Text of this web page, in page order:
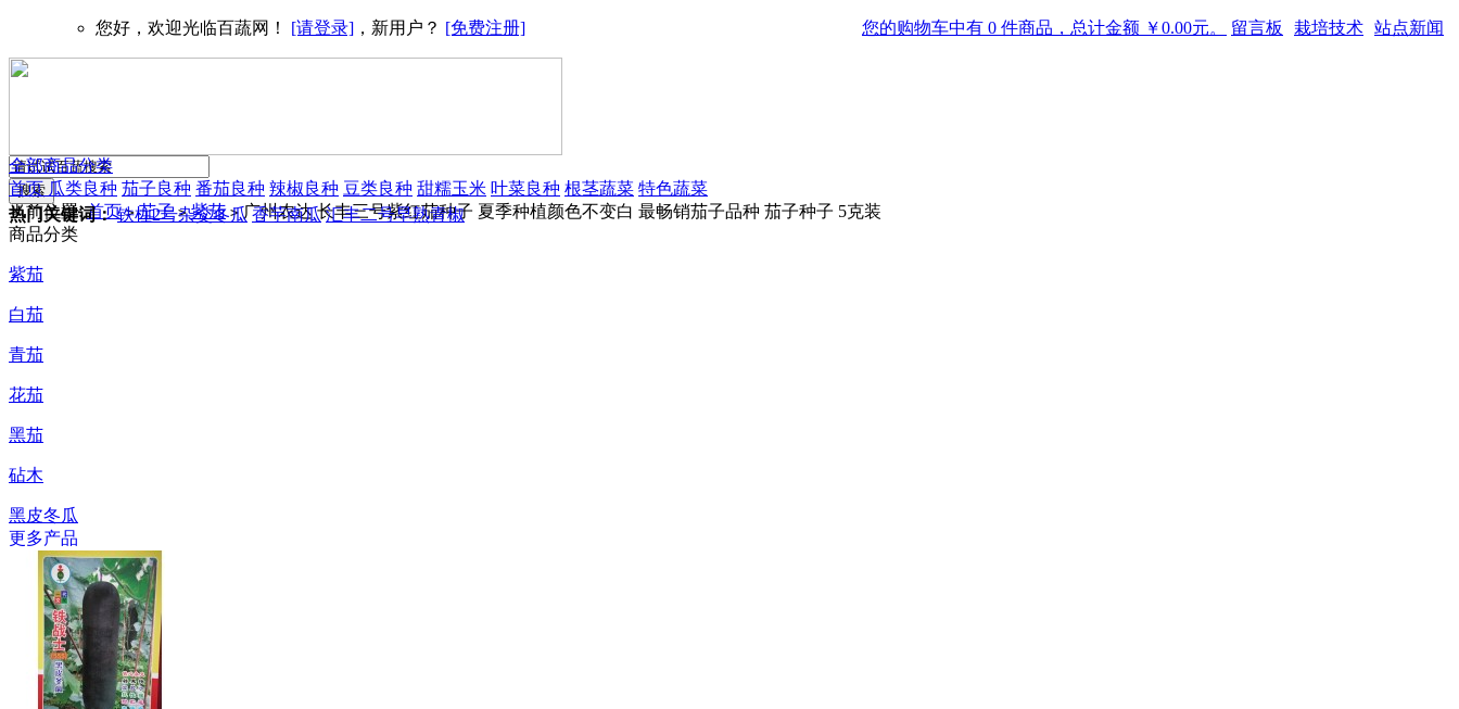
您的购物车中有 0 件商品，总计金额 ￥0.00元。 留言板 栽培技术 站点新闻
您好，欢迎光临百蔬网！ [请登录] ，新用户？ [免费注册]
热门关键词： 铁柱2号杂交冬瓜 香芋南瓜 汇丰二号早熟青椒
全部商品分类
首页 瓜类良种 茄子良种 番茄良种 辣椒良种 豆类良种 甜糯玉米 叶菜良种 根茎蔬菜 特色蔬菜
当前位置:首页 > 茄子 > 紫茄 >广州农达 长丰三号紫红茄种子 夏季种植颜色不变白 最畅销茄子品种 茄子种子 5克装
商品分类
紫茄
白茄
青茄
花茄
黑茄
砧木
黑皮冬瓜
更多产品